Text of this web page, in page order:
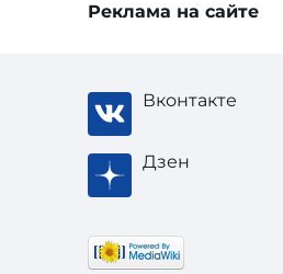
Реклама на сайте
Вконтакте
Дзен